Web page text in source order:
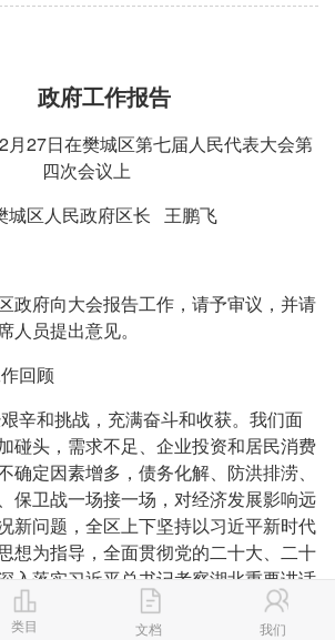
政府工作报告
27日在樊城区第七届人民代表大会第
四次会议上
城区人民政府区长 王鹏飞
政府向大会报告工作，请予审议，并请
人员提出意见。
回顾
辛和挑战，充满奋斗和收获。我们面
碰头，需求不足、企业投资和居民消费
确定因素增多，债务化解、防洪排涝、
保卫战一场接一场，对经济发展影响远
新问题，全区上下坚持以习近平新时代
想为指导，全面贯彻党的二十大、二十
入落实习近平总书记考察湖北重要讲话
之难，主动应对形势之变，坚持一手抓
险防范化解，在重重考验中办成了一批
类目 文档 我们